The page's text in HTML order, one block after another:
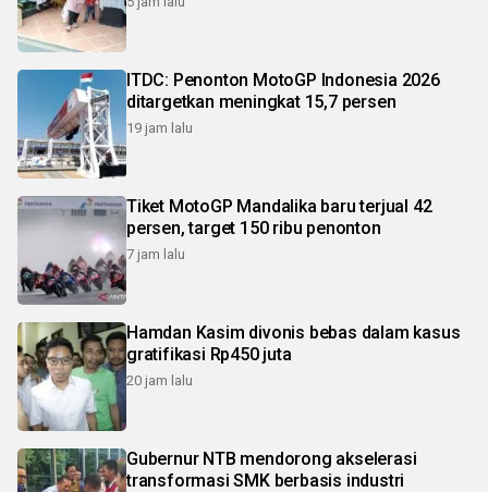
ITDC: Penonton MotoGP Indonesia 2026
ditargetkan meningkat 15,7 persen
19 jam lalu
Tiket MotoGP Mandalika baru terjual 42
persen, target 150 ribu penonton
7 jam lalu
Hamdan Kasim divonis bebas dalam kasus
gratifikasi Rp450 juta
20 jam lalu
Gubernur NTB mendorong akselerasi
transformasi SMK berbasis industri